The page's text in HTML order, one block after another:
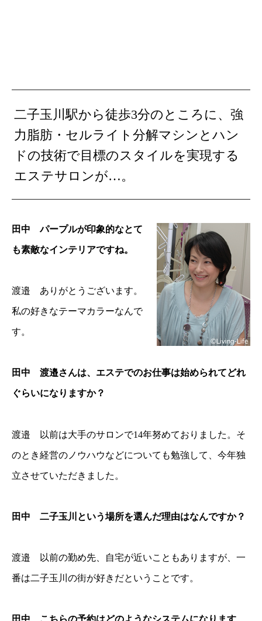
二子玉川駅から徒歩3分のところに、強
力脂肪・セルライト分解マシンとハン
ドの技術で目標のスタイルを実現する
エステサロンが…。
田中 パープルが印象的なとて
も素敵なインテリアですね。
渡邉 ありがとうございます。
私の好きなテーマカラーなんで
す。
田中 渡邉さんは、エステでのお仕事は始められてどれ
ぐらいになりますか？
渡邉 以前は大手のサロンで14年努めておりました。そ
のとき経営のノウハウなどについても勉強して、今年独
立させていただきました。
田中 二子玉川という場所を選んだ理由はなんですか？
渡邉 以前の勤め先、自宅が近いこともありますが、一
番は二子玉川の街が好きだということです。